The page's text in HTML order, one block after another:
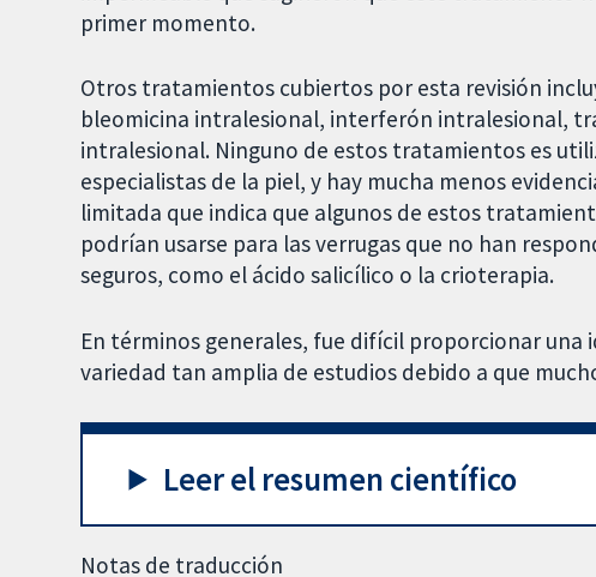
primer momento.
Otros tratamientos cubiertos por esta revisión
bleomicina intralesional, interferón intralesional,
intralesional. Ninguno de estos tratamientos es
especialistas de la piel, y hay mucha menos
limitada que indica que algunos de estos
podrían usarse para las verrugas que no han
seguros, como el ácido salicílico o la crioterapia.
En términos generales, fue difícil proporcionar una
variedad tan amplia de estudios debido a que
Leer el resumen científico
Notas de traducción